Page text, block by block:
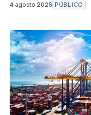
4 agosto 2026 PÚBLICO